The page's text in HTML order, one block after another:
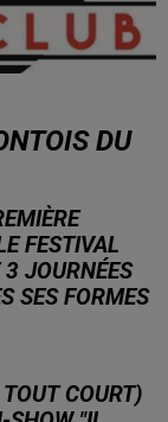
DU
FESTIVAL
JOURNÉES
SES FORMES
COURT)